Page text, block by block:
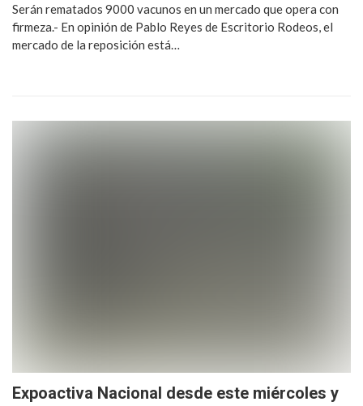
Serán rematados 9000 vacunos en un mercado que opera con
firmeza.- En opinión de Pablo Reyes de Escritorio Rodeos, el
mercado de la reposición está…
Expoactiva Nacional desde este miércoles y